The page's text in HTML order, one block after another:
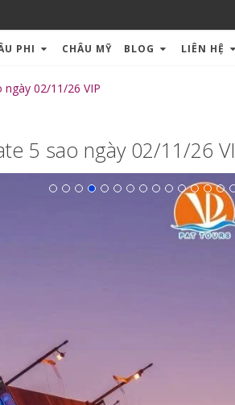
PHI CHÂU MỸ BLOG LIÊN HỆ
02/11/26 VIP
5 sao ngày 02/11/26